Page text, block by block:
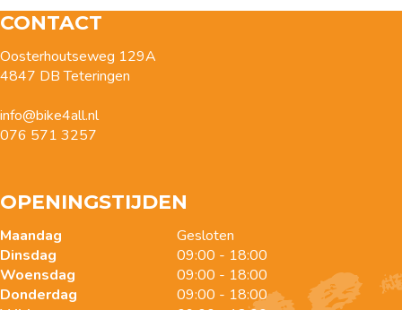
CONTACT
Oosterhoutseweg 129A
4847 DB Teteringen
info@bike4all.nl
076 571 3257
OPENINGSTIJDEN
Maandag
Dinsdag
Woensdag
Donderdag
Gesloten
09:00 - 18:00
09:00 - 18:00
09:00 - 18:00